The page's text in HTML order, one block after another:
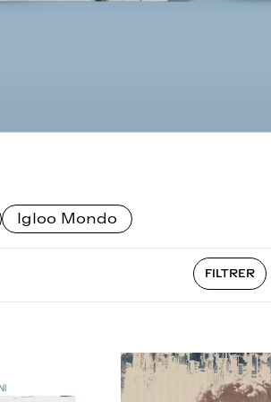
Igloo Mondo